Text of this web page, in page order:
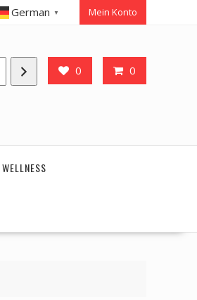
German ▼ Mein Konto
0 0